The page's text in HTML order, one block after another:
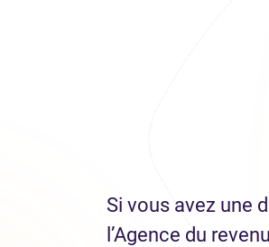
Si vous avez une
l’Agence du